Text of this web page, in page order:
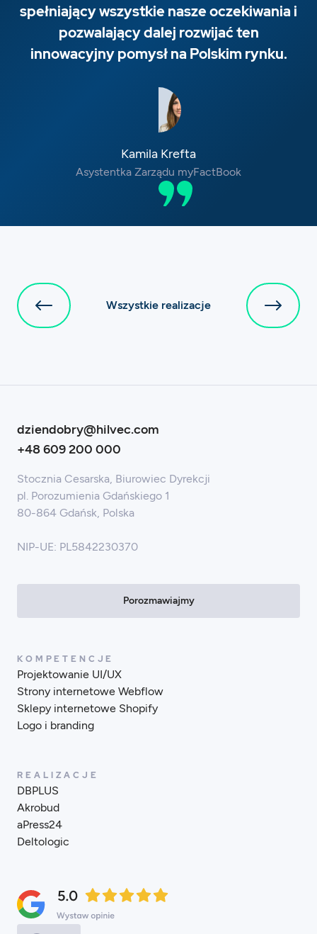
spełniający wszystkie nasze oczekiwania i
pozwalający dalej rozwijać ten
innowacyjny pomysł na Polskim rynku.
Kamila Krefta
Asystentka Zarządu myFactBook
Wszystkie realizacje
dziendobry@hilvec.com
+48 609 200 000
Stocznia Cesarska, Biurowiec Dyrekcji
pl. Porozumienia Gdańskiego 1
80-864 Gdańsk, Polska
NIP-UE: PL5842230370
Porozmawiajmy
KOMPETENCJE
Projektowanie UI/UX
Strony internetowe Webflow
Sklepy internetowe Shopify
Logo i branding
REALIZACJE
DBPLUS
Akrobud
aPress24
Deltologic